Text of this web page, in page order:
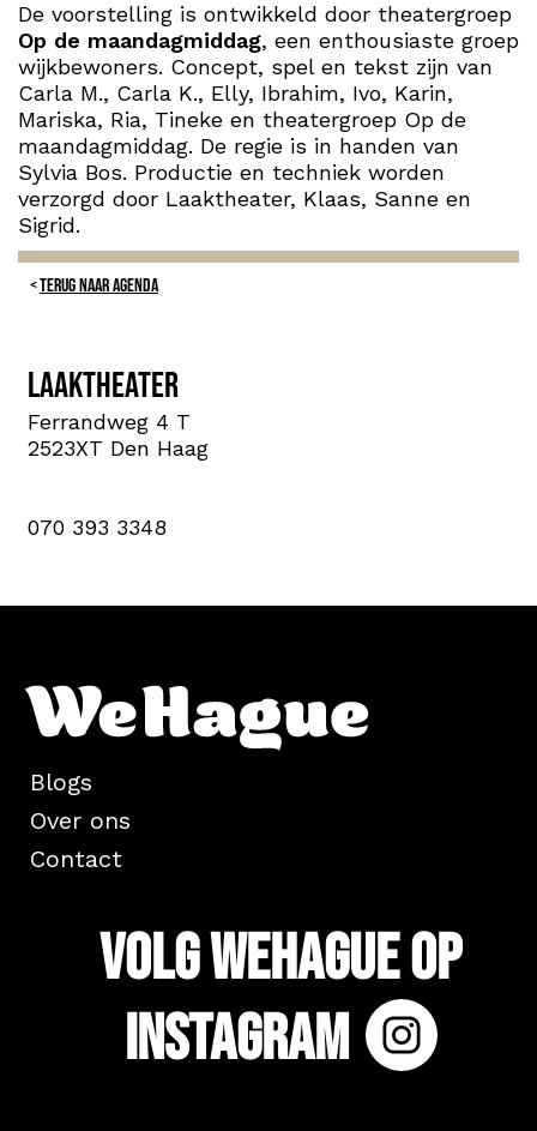
De voorstelling is ontwikkeld door theatergroep
Op de maandagmiddag, een enthousiaste groep
wijkbewoners. Concept, spel en tekst zijn van
Carla M., Carla K., Elly, Ibrahim, Ivo, Karin,
Mariska, Ria, Tineke en theatergroep Op de
maandagmiddag. De regie is in handen van
Sylvia Bos. Productie en techniek worden
verzorgd door Laaktheater, Klaas, Sanne en
Sigrid.
TERUG NAAR AGENDA
Laaktheater
Ferrandweg 4 T
2523XT Den Haag
070 393 3348
Blogs
Over ons
Contact
Volg WeHague op
Instagram